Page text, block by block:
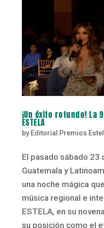
¡Un éxito rotundo! La
ESTELA
by Editorial Premios
El pasado sábado 23
Guatemala y
una noche mágica
música regional e
ESTELA, en su
su posición como el